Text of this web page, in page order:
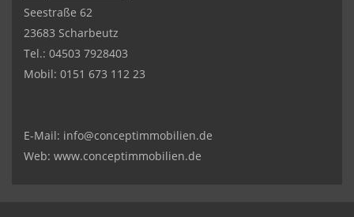
Seestraße 62
23683 Scharbeutz
Tel.: 04503 7928403
Mobil: 0151 673 112 23
E-Mail: info@conceptimmobilien.de
Web: www.conceptimmobilien.de